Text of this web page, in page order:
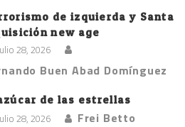
de izquierda y Santa
new age
28, 2026
Buen Abad Domínguez
de las estrellas
28, 2026 Frei Betto